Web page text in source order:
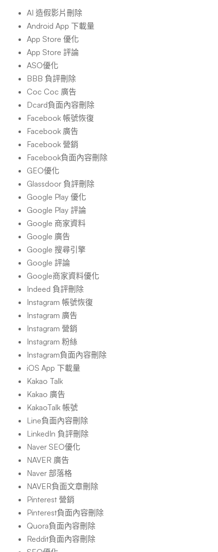
AI 造假影片刪除
Android App 下載量
App Store 優化
App Store 評論
ASO優化
BBB 負評刪除
Coc Coc 廣告
Dcard負面內容刪除
Facebook 帳號恢復
Facebook 廣告
Facebook 營銷
Facebook負面內容刪除
GEO優化
Glassdoor 負評刪除
Google Play 優化
Google Play 評論
Google 商家資料
Google 廣告
Google 搜尋引擎
Google 評論
Google商家資料優化
Indeed 負評刪除
Instagram 帳號恢復
Instagram 廣告
Instagram 營銷
Instagram 粉絲
Instagram負面內容刪除
iOS App 下載量
Kakao Talk
Kakao 廣告
KakaoTalk 帳號
Line負面內容刪除
LinkedIn 負評刪除
Naver SEO優化
NAVER 廣告
Naver 部落格
NAVER負面文章刪除
Pinterest 營銷
Pinterest負面內容刪除
Quora負面內容刪除
Reddit負面內容刪除